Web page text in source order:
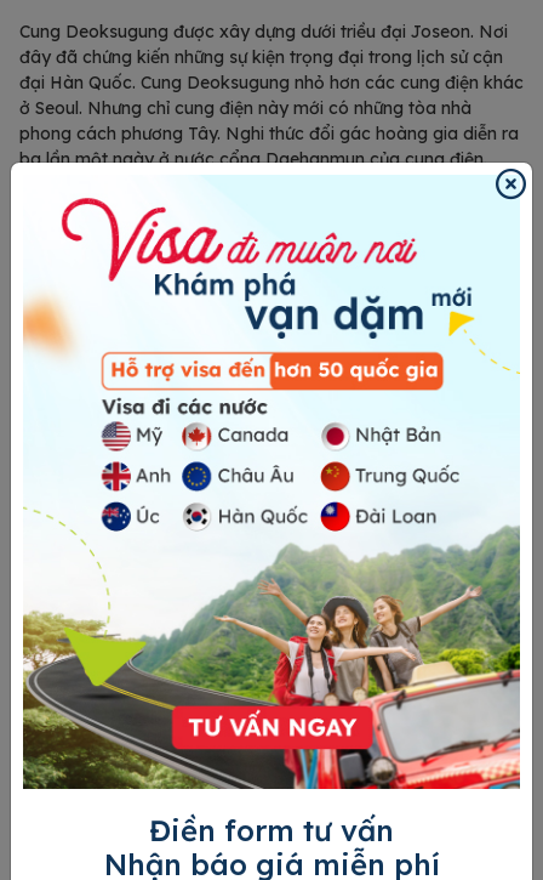
Cung Deoksugung được xây dựng dưới triều đại Joseon. Nơi
đây đã chứng kiến những sự kiện trọng đại trong lịch sử cận
đại Hàn Quốc. Cung Deoksugung nhỏ hơn các cung điện khác
ở Seoul. Nhưng chỉ cung điện này mới có những tòa nhà
phong cách phương Tây. Nghi thức đổi gác hoàng gia diễn ra
ba lần một ngày ở nước cổng Daehanmun của cung điện.
Đây là một sự kiện được khá nhiều du khách nước ngoài ưa
Địa chỉ: 90 Sejong-daero Jung-gu, Seoul
Le Hong
Điền form tư vấn
Nhận báo giá miễn phí